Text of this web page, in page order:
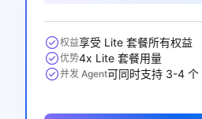
权益享受 Lite 套餐所有权益
优势4x Lite 套餐用量
并发 Agent可同时支持 3-4